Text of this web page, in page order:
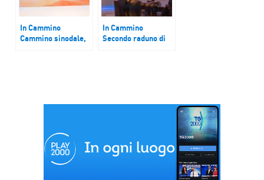
In Cammino
Cammino sinodale,
In Cammino
Secondo raduno di